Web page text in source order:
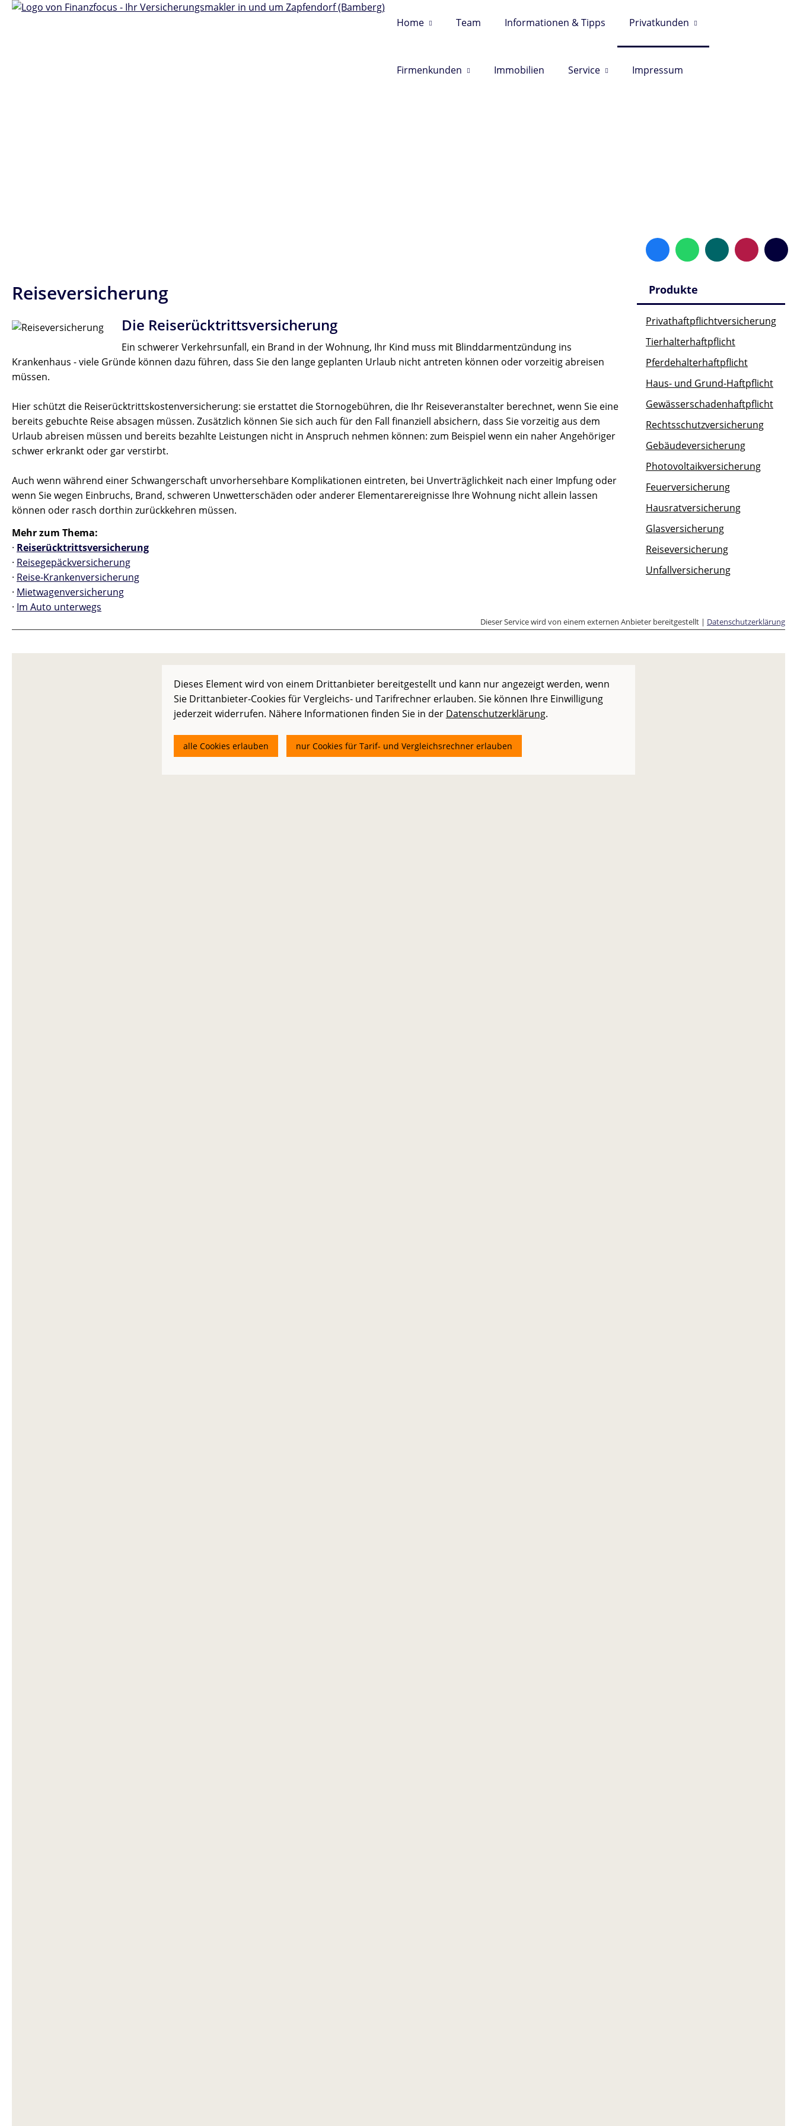
Home Team Informationen & Tipps Privatkunden
Firmenkunden Immobilien Service Impressum
Finanzfocus - Ihr Versicherungsmakler in und um Zapfendorf (Bamberg)
Produkte
Privathaftpflichtversicherung
Tierhalterhaftpflicht
Pferdehalterhaftpflicht
Haus- und Grund-Haftpflicht
Gewässerschadenhaftpflicht
Rechtsschutzversicherung
Gebäudeversicherung
Photovoltaikversicherung
Feuerversicherung
Hausratversicherung
Glasversicherung
Reiseversicherung
Unfallversicherung
Reiseversicherung
Die Reiserücktrittsversicherung
Ein schwerer Verkehrsunfall, ein Brand in der Wohnung, Ihr Kind muss mit Blinddarmentzündung ins
Krankenhaus - viele Gründe können dazu führen, dass Sie den lange geplanten Urlaub nicht antreten können oder vorzeitig abreisen
müssen.
Hier schützt die Reiserücktrittskostenversicherung: sie erstattet die Stornogebühren, die Ihr Reiseveranstalter berechnet, wenn Sie eine
bereits gebuchte Reise absagen müssen. Zusätzlich können Sie sich auch für den Fall finanziell absichern, dass Sie vorzeitig aus dem
Urlaub abreisen müssen und bereits bezahlte Leistungen nicht in Anspruch nehmen können: zum Beispiel wenn ein naher Angehöriger
schwer erkrankt oder gar verstirbt.
Auch wenn während einer Schwangerschaft unvorhersehbare Komplikationen eintreten, bei Unverträglichkeit nach einer Impfung oder
wenn Sie wegen Einbruchs, Brand, schweren Unwetterschäden oder anderer Elementarereignisse Ihre Wohnung nicht allein lassen
können oder rasch dorthin zurückkehren müssen.
Mehr zum Thema:
· Reiserücktrittsversicherung
· Reisegepäckversicherung
· Reise-Krankenversicherung
· Mietwagenversicherung
· Im Auto unterwegs
Dieser Service wird von einem externen Anbieter bereitgestellt | Datenschutzerklärung
Dieses Element wird von einem Drittanbieter bereitgestellt und kann nur angezeigt werden, wenn
Sie Drittanbieter-Cookies für Vergleichs- und Tarifrechner erlauben. Sie können Ihre Einwilligung
jederzeit widerrufen. Nähere Informationen finden Sie in der Datenschutzerklärung.
alle Cookies erlauben nur Cookies für Tarif- und Vergleichsrechner erlauben